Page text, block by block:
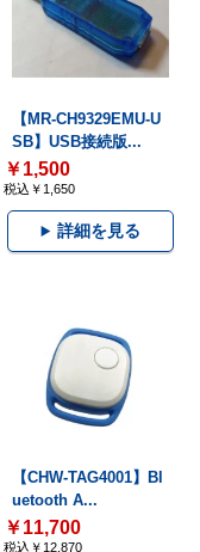
【MR-CH9329EMU-U
SB】USB接続版...
￥1,500
税込￥1,650
詳細を見る
【CHW-TAG4001】Bl
uetooth A...
￥11,700
税込￥12,870